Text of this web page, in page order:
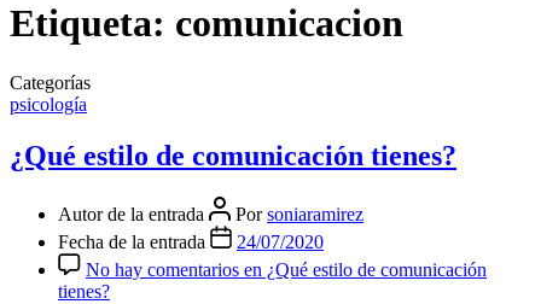
Etiqueta: comunicacion
Categorías
psicología
¿Qué estilo de comunicación tienes?
Autor de la entrada Porsoniaramirez
Fecha de la entrada
24/07/2020
No hay comentarios en ¿Qué estilo de comunicación
tienes?